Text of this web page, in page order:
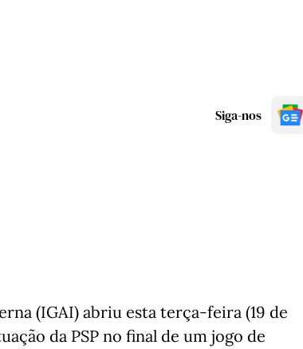
Siga-nos
(IGAI) abriu esta terça-feira (19 de
da PSP no final de um jogo de